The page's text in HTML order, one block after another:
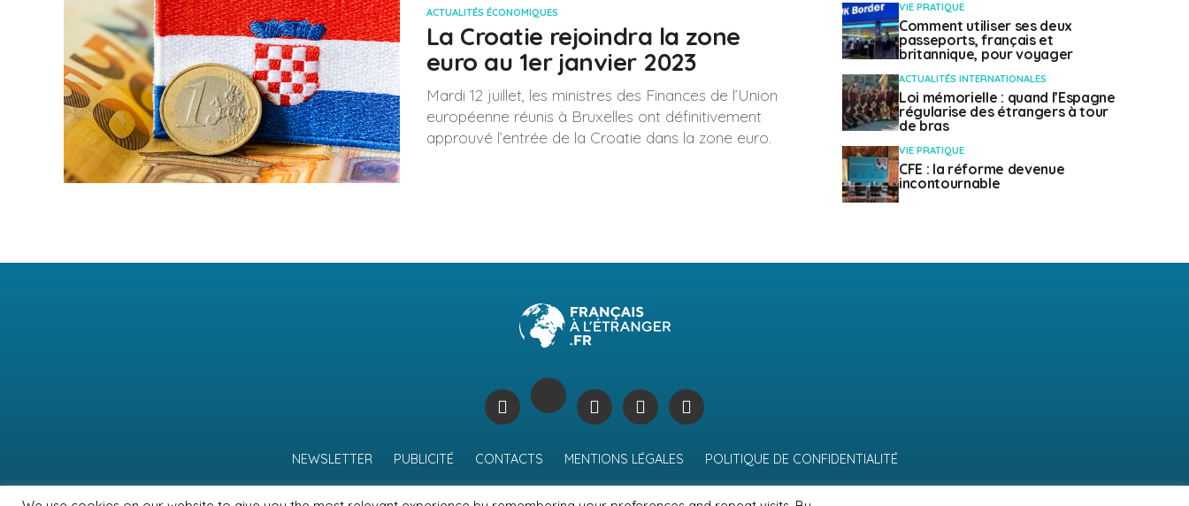
ACTUALITÉS ÉCONOMIQUES
La Croatie rejoindra la zone
euro au 1er janvier 2023
Mardi 12 juillet, les ministres des Finances de l’Union
européenne réunis à Bruxelles ont définitivement
approuvé l’entrée de la Croatie dans la zone euro.
VIE PRATIQUE
Comment utiliser ses deux
passeports, français et
britannique, pour voyager
ACTUALITÉS INTERNATIONALES
Loi mémorielle : quand l’Espagne
régularise des étrangers à tour
de bras
VIE PRATIQUE
CFE : la réforme devenue
incontournable
NEWSLETTER PUBLICITÉ CONTACTS MENTIONS LÉGALES POLITIQUE DE CONFIDENTIALITÉ